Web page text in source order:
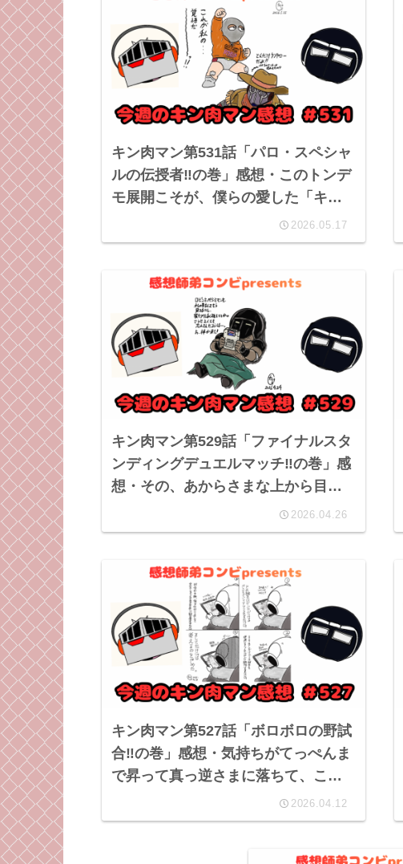
キン肉マン第531話「パロ・スペシャ
ルの伝授者‼︎の巻」感想・このトンデ
モ展開こそが、僕らの愛した「キン
肉マン」と言う作品の真髄！2026.05.17
キン肉マン第529話「ファイナルスタ
ンディングデュエルマッチ‼の巻」感
想・その、あからさまな上から目線
のKY発言にはロビンマスクなりの理
由あり⁉︎
2026.04.26
キン肉マン第527話「ボロボロの野試
合‼︎の巻」感想・気持ちがてっぺんま
で昇って真っ逆さまに落ちて、こっ
2026.04.12